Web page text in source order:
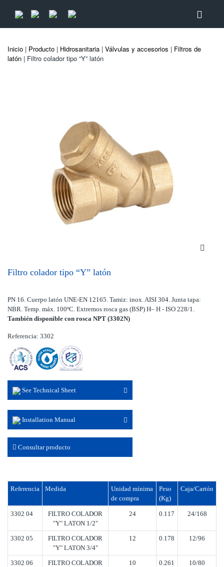
Inicio | Producto | Hidrosanitaria | Válvulas y accesorios | Filtros de
latón | Filtro colador tipo “Y” latón
Filtro colador tipo “Y” latón
PN 16. Cuerpo latón UNE-EN 12165. Tamiz: inox. AISI 304. Junta tapa:
NBR. Temp. máx. 100ºC. Extremos rosca gas (BSP) H– H - ISO 228/1.
También disponible con rosca NPT (3302N)
Referencia: 3302
See Technical Sheet
Installation Manual
Consultar producto
Referencia Medida
Unidad mínima
de compra
Peso
(Kg)
Caja/Cartón
3302 04
FILTRO COLADOR
"Y" LATON 1/2"
24 0.117 24/168
3302 05
FILTRO COLADOR
"Y" LATON 3/4"
12 0.178 12/96
3302 06
FILTRO COLADOR
10 0.261 10/80